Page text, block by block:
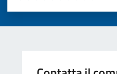
Valuta
Valuta 4
Valuta 3 stelle
Valuta 2 stelle su 5
Valuta 1 stelle su 5